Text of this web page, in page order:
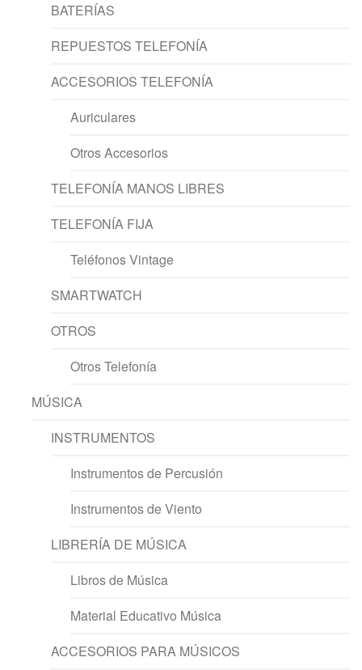
BATERÍAS
REPUESTOS TELEFONÍA
ACCESORIOS TELEFONÍA
Auriculares
Otros Accesorios
TELEFONÍA MANOS LIBRES
TELEFONÍA FIJA
Teléfonos Vintage
SMARTWATCH
OTROS
Otros Telefonía
MÚSICA
INSTRUMENTOS
Instrumentos de Percusión
Instrumentos de Viento
LIBRERÍA DE MÚSICA
Libros de Música
Material Educativo Música
ACCESORIOS PARA MÚSICOS